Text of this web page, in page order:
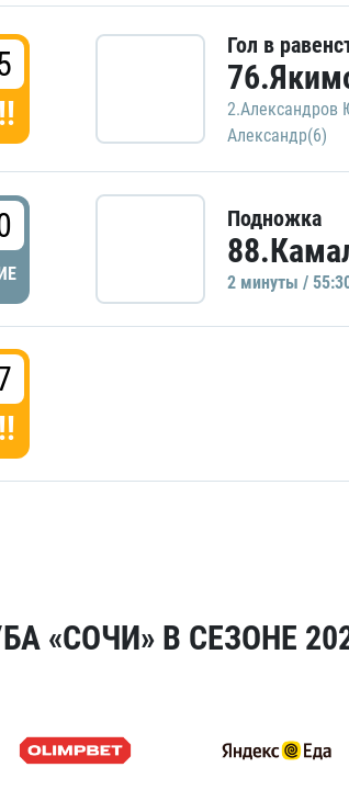
Гол в
2.Александров
Александр(6)
Подножка
2 минуты /
«СОЧИ» В СЕЗОНЕ